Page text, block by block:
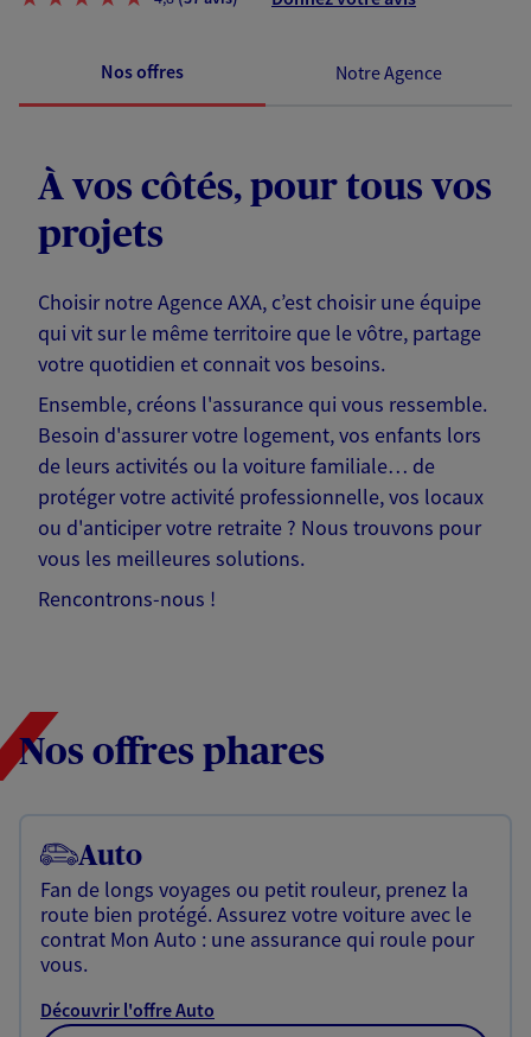
Nos offres Notre Agence
À vos côtés, pour tous vos
projets
Choisir notre Agence AXA, c’est choisir une équipe
qui vit sur le même territoire que le vôtre, partage
votre quotidien et connait vos besoins.
Ensemble, créons l'assurance qui vous ressemble.
Besoin d'assurer votre logement, vos enfants lors
de leurs activités ou la voiture familiale… de
protéger votre activité professionnelle, vos locaux
ou d'anticiper votre retraite ? Nous trouvons pour
vous les meilleures solutions.
Rencontrons-nous !
Nos offres phares
Auto
Fan de longs voyages ou petit rouleur, prenez la
route bien protégé. Assurez votre voiture avec le
contrat Mon Auto : une assurance qui roule pour
vous.
Découvrir l'offre Auto